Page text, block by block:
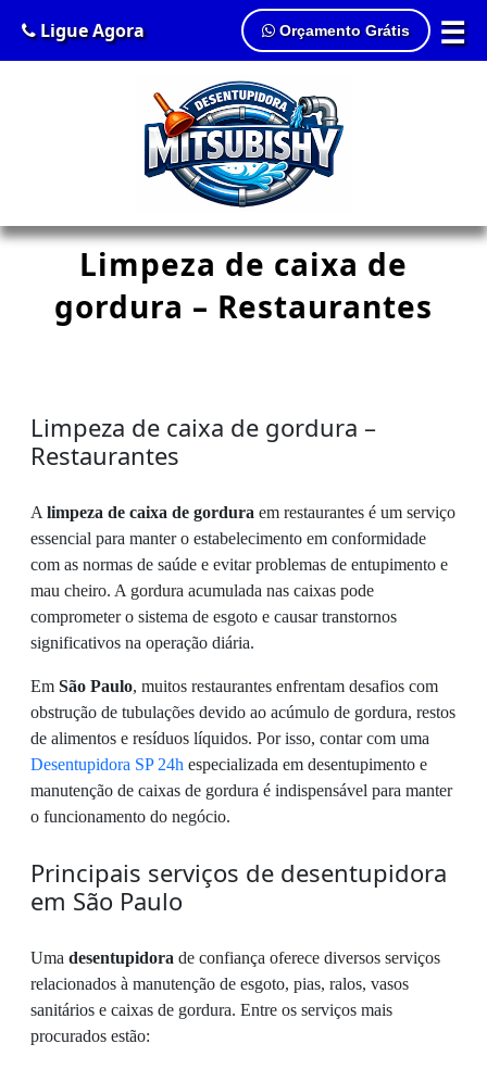
☰
Ligue Agora Orçamento Grátis
Limpeza de caixa de
gordura – Restaurantes
Limpeza de caixa de gordura –
Restaurantes
A limpeza de caixa de gordura em restaurantes é um serviço
essencial para manter o estabelecimento em conformidade
com as normas de saúde e evitar problemas de entupimento e
mau cheiro. A gordura acumulada nas caixas pode
comprometer o sistema de esgoto e causar transtornos
significativos na operação diária.
Em São Paulo, muitos restaurantes enfrentam desafios com
obstrução de tubulações devido ao acúmulo de gordura, restos
de alimentos e resíduos líquidos. Por isso, contar com uma
Desentupidora SP 24h especializada em desentupimento e
manutenção de caixas de gordura é indispensável para manter
o funcionamento do negócio.
Principais serviços de desentupidora
em São Paulo
Uma desentupidora de confiança oferece diversos serviços
relacionados à manutenção de esgoto, pias, ralos, vasos
sanitários e caixas de gordura. Entre os serviços mais
procurados estão: